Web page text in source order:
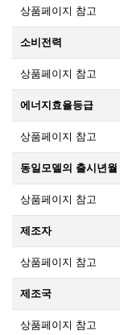
상품페이지 참고
소비전력
상품페이지 참고
에너지효율등급
상품페이지 참고
동일모델의 출시년월
상품페이지 참고
제조자
상품페이지 참고
제조국
상품페이지 참고